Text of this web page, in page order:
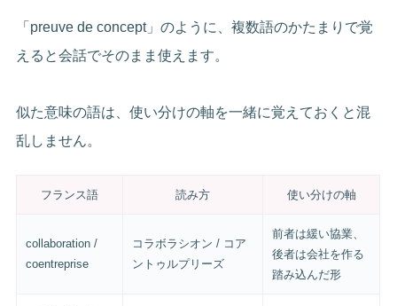
「preuve de concept」のように、複数語のかたまりで覚
えると会話でそのまま使えます。
似た意味の語は、使い分けの軸を一緒に覚えておくと混
乱しません。
フランス語 読み方 使い分けの軸
collaboration /
coentreprise
コラボラシオン / コア
ントゥルプリーズ
前者は緩い協業、
後者は会社を作る
踏み込んだ形